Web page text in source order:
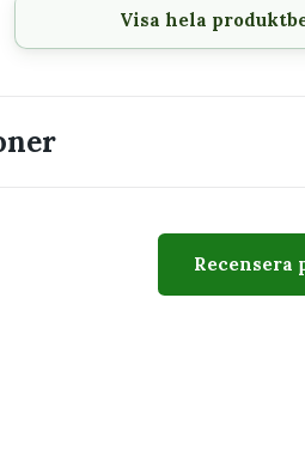
och förodling.
och småplantor.
sort eller sådatum på
etiketten i jorden intill plantan
etiketten efter avslutad odling och
Visa hela
Recensera